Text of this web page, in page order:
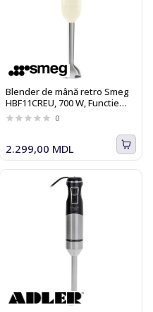
Blender de mână retro Smeg
HBF11CREU, 700 W, Functie
Turbo, bej 0
2.299,00 MDL